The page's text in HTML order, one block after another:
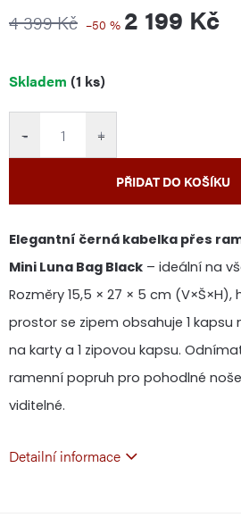
4 399 Kč –50 % 2 199 Kč
Měrná
Skladem (1 ks)
+
−
PŘIDAT DO KOŠÍKU
Elegantní černá kabelka přes
Mini Luna Bag Black – ideální na
Rozměry 15,5 × 27 × 5 cm
prostor se zipem obsahuje 1 kapsu
na karty a 1 zipovou kapsu.
ramenní popruh pro pohodlné
viditelné.
Detailní informace